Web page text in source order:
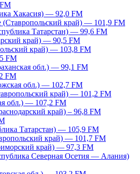
Хакасия) — 92,0 FM
(Ставропольский край) — 101,9 FM
Татарстан) — 99,6 FM
край) — 90,5 FM
край) — 103,8 FM
FM
обл.) — 99,1 FM
FM
обл.) — 102,7 FM
край) — 101,2 FM
обл.) — 107,2 FM
край) – 96,8 FM
Татарстан) — 105,9 FM
край) — 101,7 FM
край) — 97,3 FM
Северная Осетия — Алания)